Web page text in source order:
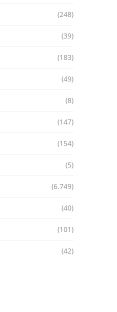
(248)
(39)
(183)
(49)
(8)
(147)
(154)
(5)
(6.749)
(40)
(101)
(42)